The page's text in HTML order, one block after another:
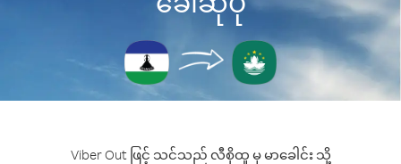
Viber Out ဖြင့် သင်သည် လီစိုထူ မှ မာခေါင်း သို့